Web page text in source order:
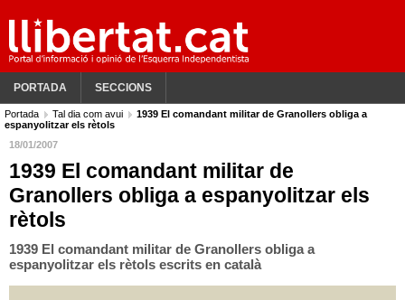
PORTADA SECCIONS
Portada Tal dia com avui
1939 El comandant militar de Granollers obliga a
espanyolitzar els rètols
18/01/2007
1939 El comandant militar de
Granollers obliga a espanyolitzar els
rètols
1939 El comandant militar de Granollers obliga a
espanyolitzar els rètols escrits en català